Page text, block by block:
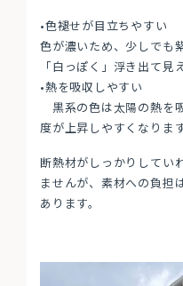
•色褪せが目立ちやすい
色が濃いため、少しでも
「白っぽく」浮き出て見
•熱を吸収しやすい
黒系の色は太陽の熱を
度が上昇しやすくなります
断熱材がしっかりしてい
ませんが、素材への負担
あります。